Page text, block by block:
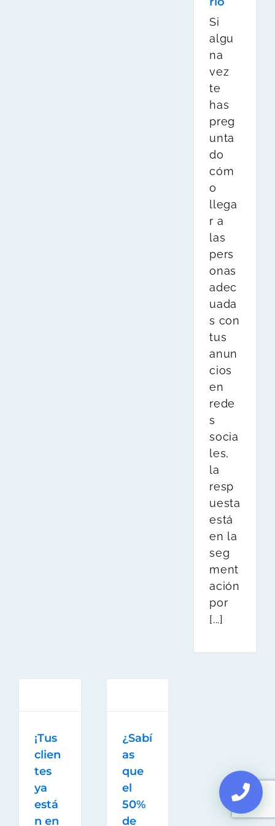
Si
algu
na
vez
te
has
preg
unta
do
cóm
o
llega
r a
las
pers
onas
adec
uada
s con
tus
anun
cios
en
rede
s
socia
les,
la
resp
uesta
está
en la
seg
ment
ación
por
[...]
¡Tus
clien
tes
ya
está
n en
¿Sabí
as
que
el
50%
de